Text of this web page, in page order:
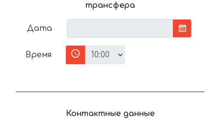
трансфера
Дата
Время
Контактные данные